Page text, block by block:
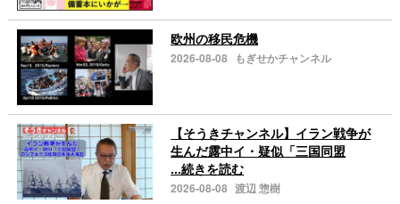
欧州の移民危機
2026-08-08 もぎせかチャンネル
【そうきチャンネル】イラン戦争が
生んだ露中イ・疑似「三国同盟
...続きを読む
2026-08-08 渡辺 惣樹